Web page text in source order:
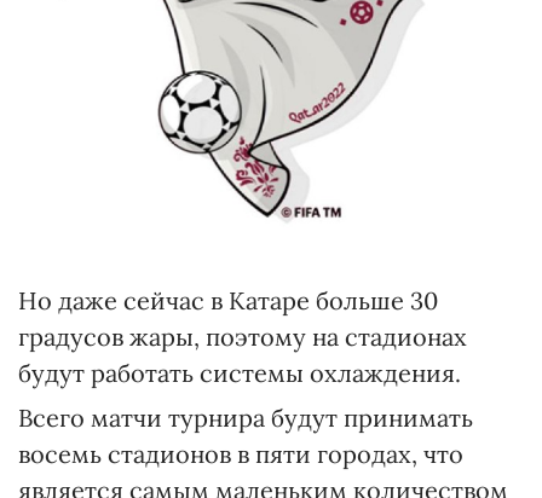
Но даже сейчас в Катаре больше 30
градусов жары, поэтому на стадионах
будут работать системы охлаждения.
Всего матчи турнира будут принимать
восемь стадионов в пяти городах, что
является самым маленьким количеством